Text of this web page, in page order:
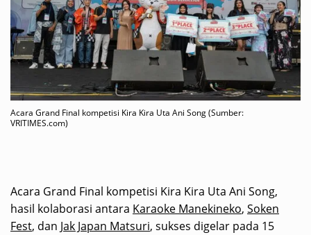
Acara Grand Final kompetisi Kira Kira Uta Ani Song (Sumber:
VRITIMES.com)
Acara Grand Final kompetisi Kira Kira Uta Ani Song,
hasil kolaborasi antara Karaoke Manekineko, Soken
Fest, dan Jak Japan Matsuri, sukses digelar pada 15